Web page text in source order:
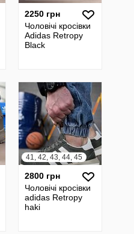
2250 грн
Чоловічі кросівки
Adidas Retropy
Black
41, 42, 43, 44, 45
2800 грн
Чоловічі кросівки
adidas Retropy
haki